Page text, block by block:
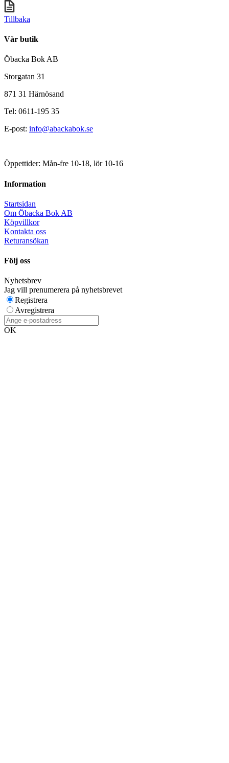
Tillbaka
Vår butik
Öbacka Bok AB
Storgatan 31
871 31 Härnösand
Tel: 0611-195 35
E-post: info@abackabok.se
Öppettider: Mån-fre 10-18, lör 10-16
Information
Startsidan
Om Öbacka Bok AB
Köpvillkor
Kontakta oss
Returansökan
Följ oss
Nyhetsbrev
Jag vill prenumerera på nyhetsbrevet
Registrera
Avregistrera
OK